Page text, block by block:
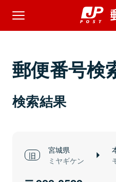
郵便番号検
検索結果
宮城県
ミヤギケン